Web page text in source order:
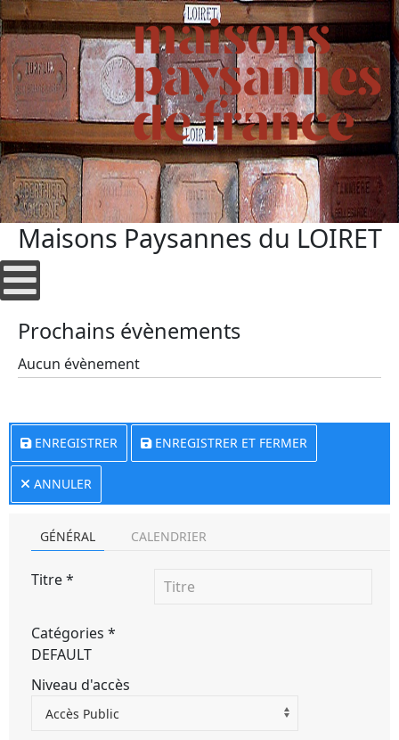
Maisons Paysannes du LOIRET
Prochains évènements
Aucun évènement
ENREGISTRER ENREGISTRER ET FERMER
ANNULER
GÉNÉRAL CALENDRIER
Titre*
Catégories *
DEFAULT
Niveau d'accès
Accès Public